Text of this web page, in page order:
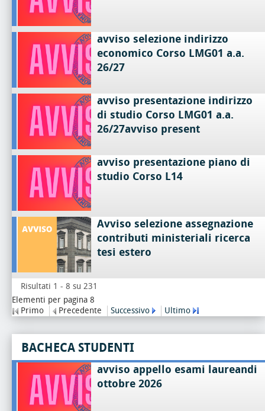
avviso selezione indirizzo
economico Corso LMG01 a.a.
26/27
avviso presentazione indirizzo
di studio Corso LMG01 a.a.
26/27avviso present
avviso presentazione piano di
studio Corso L14
Avviso selezione assegnazione
contributi ministeriali ricerca
tesi estero
Risultati 1 - 8 su 231
Elementi per pagina 8
Primo
Precedente Successivo Ultimo
BACHECA STUDENTI
avviso appello esami laureandi
ottobre 2026